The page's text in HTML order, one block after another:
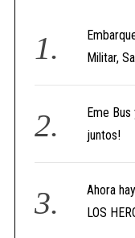
Militar,
Eme
juntos!
Ahora
LOS